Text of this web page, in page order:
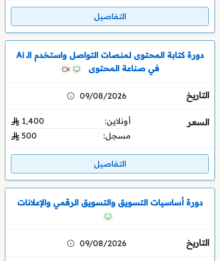
التفاصيل
دورة كتابة المحتوى لمنصات التواصل واستخدم الـ Ai
في صناعة المحتوى
09/08/2026
أونلاين:
1٬400
مسجل:
500
التفاصيل
دورة أساسيات التسويق والتسويق الرقمي والإعلانات
09/08/2026